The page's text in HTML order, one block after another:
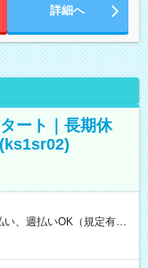
詳細へ
ート｜長期休